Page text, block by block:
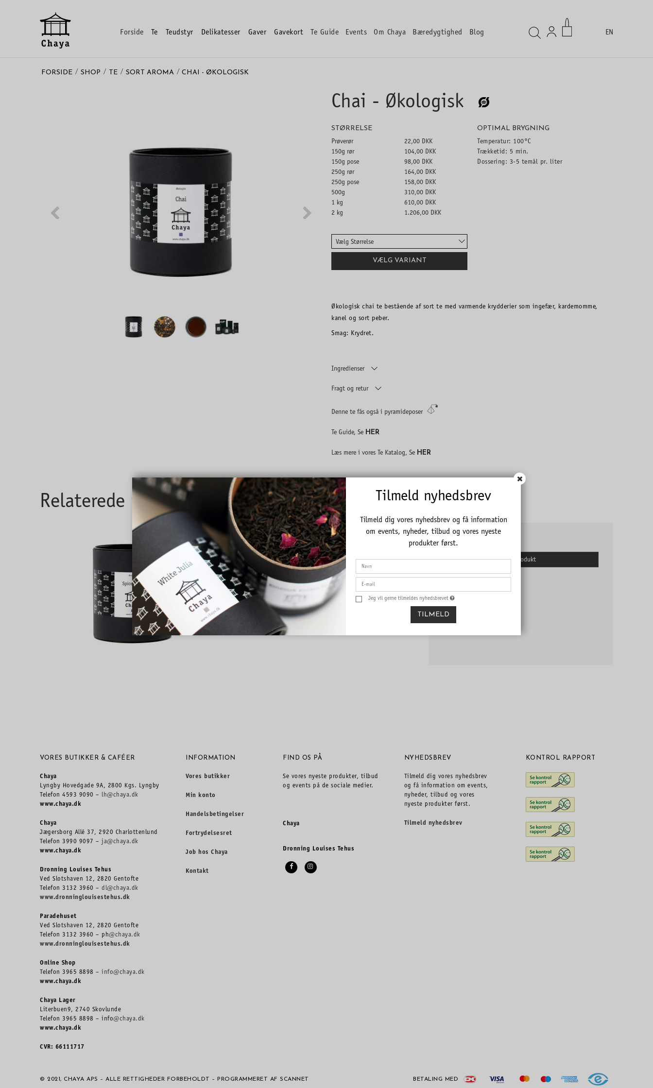
Forside Te Teudstyr Delikatesser Gaver Gavekort Te Guide Events Om Chaya Bæredygtighed Blog EN
FORSIDE / SHOP / TE / SORT AROMA / CHAI - ØKOLOGISK
Chai - Økologisk
STØRRELSE
Prøverør
22,00 DKK
150g rør
104,00 DKK
150g pose
98,00 DKK
250g rør
164,00 DKK
250g pose
158,00 DKK
500g
310,00 DKK
1 kg
610,00 DKK
2 kg
1.206,00 DKK
OPTIMAL BRYGNING
Temperatur: 100°C
Trækketid: 5 min.
Dossering: 3-5 temål pr. liter
Vælg Størrelse
VÆLG VARIANT
Økologisk chai te bestående af sort te med varmende krydderier som ingefær, kardemomme,
kanel og sort peber.
Smag: Krydret.
Ingredienser
Fragt og retur
Denne te fås også i pyramideposer
Te Guide, Se HER
Læs mere i vores Te Katalog, Se HER
Relaterede produkter
Spiced Tea / Klassisk Jule
Te - Økologisk
Mild te med masser af krydderier.
Pris fra
Vis produkt
VORES BUTIKKER & CAFÉER
Chaya
Lyngby Hovedgade 9A, 2800 Kgs. Lyngby
Telefon 4593 9090 – lh@chaya.dk
www.chaya.dk
Chaya
Jægersborg Allé 37, 2920 Charlottenlund
Telefon 3990 9097 – ja@chaya.dk
www.chaya.dk
Dronning Louises Tehus
Ved Slotshaven 12, 2820 Gentofte
Telefon 3132 3960 – dl@chaya.dk
www.dronninglouisestehus.dk
Paradehuset
Ved Slotshaven 12, 2820 Gentofte
Telefon 3132 3960 – ph@chaya.dk
www.dronninglouisestehus.dk
Online Shop
Telefon 3965 8898 – info@chaya.dk
www.chaya.dk
Chaya Lager
Literbuen9, 2740 Skovlunde
Telefon 3965 8898 – info@chaya.dk
www.chaya.dk
CVR: 66111717
INFORMATION
Vores butikker
Min konto
Handelsbetingelser
Fortrydelsesret
Job hos Chaya
Kontakt
FIND OS PÅ
Se vores nyeste produkter, tilbud
og events på de sociale medier.
Chaya
Dronning Louises Tehus
NYHEDSBREV
Tilmeld dig vores nyhedsbrev
og få information om events,
nyheder, tilbud og vores
nyeste produkter først.
Tilmeld nyhedsbrev
KONTROL RAPPORT
© 2021, CHAYA APS – ALLE RETTIGHEDER FORBEHOLDT – PROGRAMMERET AF SCANNET BETALING MED
Tilmeld nyhedsbrev
Tilmeld dig vores nyhedsbrev og få information
om events, nyheder, tilbud og vores nyeste
produkter først.
Jeg vil gerne tilmeldes nyhedsbrevet
TILMELD